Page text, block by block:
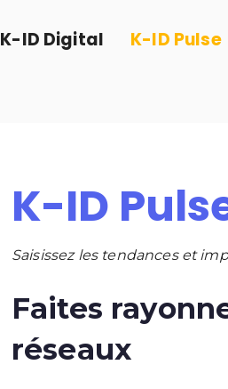
K-ID Digital K-ID Pulse
K-ID
Saisissez les tendances et
Faites
réseaux